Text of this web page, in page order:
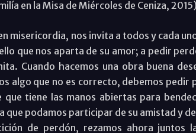
en la Misa de Miércoles de Ceniza,
en misericordia, nos invita a todos y cada
que nos aparta de su amor; a pedir
Cuando hacemos una obra buena
algo que no es correcto, debemos pedir
que tiene las manos abiertas para
que podamos participar de su amistad y
de perdón, rezamos ahora juntos